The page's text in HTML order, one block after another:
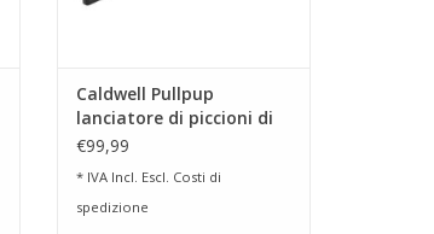
Caldwell Pullpup
lanciatore di piccioni di
argilla Claymore
€99,99
* IVA Incl. Escl. Costi di
spedizione